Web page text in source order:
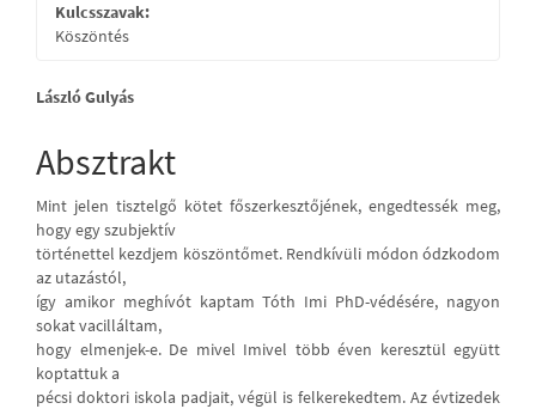
Kulcsszavak:
Köszöntés
Main
Article
Content
László Gulyás
Absztrakt
Mint jelen tisztelgő kötet főszerkesztőjének, engedtessék meg,
hogy egy szubjektív
történettel kezdjem köszöntőmet. Rendkívüli módon ódzkodom
az utazástól,
így amikor meghívót kaptam Tóth Imi PhD-védésére, nagyon
sokat vacilláltam,
hogy elmenjek-e. De mivel Imivel több éven keresztül együtt
koptattuk a
pécsi doktori iskola padjait, végül is felkerekedtem. Az évtizedek